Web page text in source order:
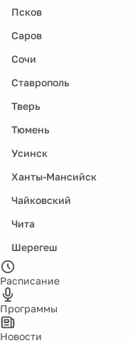
Псков
Саров
Сочи
Ставрополь
Тверь
Тюмень
Усинск
Ханты-Мансийск
Чайковский
Чита
Шерегеш
Расписание
Программы
Новости